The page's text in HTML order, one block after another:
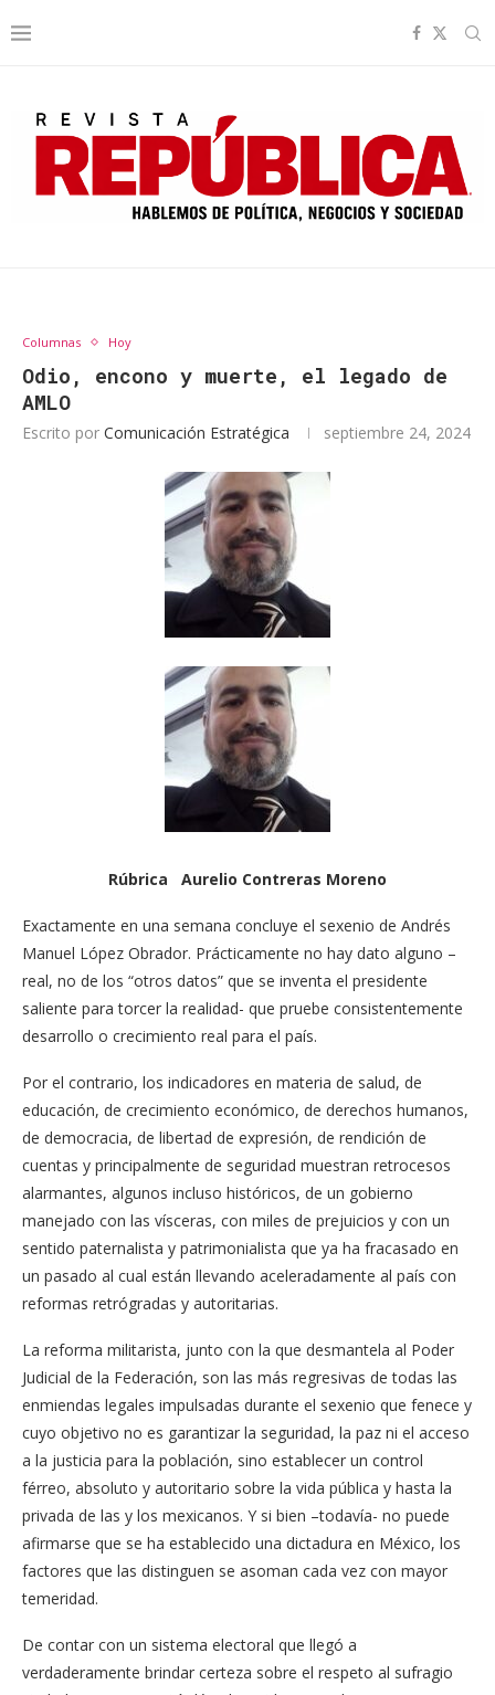
Columnas Hoy
Odio, encono y muerte, el legado de
AMLO
Escrito por Comunicación Estratégica septiembre 24, 2024
Rúbrica Aurelio Contreras Moreno
Exactamente en una semana concluye el sexenio de Andrés
Manuel López Obrador. Prácticamente no hay dato alguno –
real, no de los “otros datos” que se inventa el presidente
saliente para torcer la realidad- que pruebe consistentemente
desarrollo o crecimiento real para el país.
Por el contrario, los indicadores en materia de salud, de
educación, de crecimiento económico, de derechos humanos,
de democracia, de libertad de expresión, de rendición de
cuentas y principalmente de seguridad muestran retrocesos
alarmantes, algunos incluso históricos, de un gobierno
manejado con las vísceras, con miles de prejuicios y con un
sentido paternalista y patrimonialista que ya ha fracasado en
un pasado al cual están llevando aceleradamente al país con
reformas retrógradas y autoritarias.
La reforma militarista, junto con la que desmantela al Poder
Judicial de la Federación, son las más regresivas de todas las
enmiendas legales impulsadas durante el sexenio que fenece y
cuyo objetivo no es garantizar la seguridad, la paz ni el acceso
a la justicia para la población, sino establecer un control
férreo, absoluto y autoritario sobre la vida pública y hasta la
privada de las y los mexicanos. Y si bien –todavía- no puede
afirmarse que se ha establecido una dictadura en México, los
factores que las distinguen se asoman cada vez con mayor
temeridad.
De contar con un sistema electoral que llegó a
verdaderamente brindar certeza sobre el respeto al sufragio